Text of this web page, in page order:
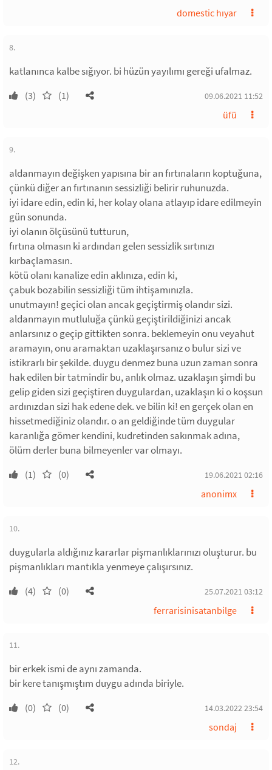
domestic hıyar
8.
katlanınca kalbe sığıyor. bi hüzün yayılımı gereği ufalmaz.
(3) (1) 09.06.2021 11:52
üfü
9.
aldanmayın değişken yapısına bir an fırtınaların koptuğuna,
çünkü diğer an fırtınanın sessizliği belirir ruhunuzda.
iyi idare edin, edin ki, her kolay olana atlayıp idare edilmeyin
gün sonunda.
iyi olanın ölçüsünü tutturun,
fırtına olmasın ki ardından gelen sessizlik sırtınızı
kırbaçlamasın.
kötü olanı kanalize edin aklınıza, edin ki,
çabuk bozabilin sessizliği tüm ihtişamınızla.
unutmayın! geçici olan ancak geçiştirmiş olandır sizi.
aldanmayın mutluluğa çünkü geçiştirildiğinizi ancak
anlarsınız o geçip gittikten sonra. beklemeyin onu veyahut
aramayın, onu aramaktan uzaklaşırsanız o bulur sizi ve
istikrarlı bir şekilde. duygu denmez buna uzun zaman sonra
hak edilen bir tatmindir bu, anlık olmaz. uzaklaşın şimdi bu
gelip giden sizi geçiştiren duygulardan, uzaklaşın ki o koşsun
ardınızdan sizi hak edene dek. ve bilin ki! en gerçek olan en
hissetmediğiniz olandır. o an geldiğinde tüm duygular
karanlığa gömer kendini, kudretinden sakınmak adına,
ölüm derler buna bilmeyenler var olmayı.
(1) (0) 19.06.2021 02:16
anonimx
10.
duygularla aldığınız kararlar pişmanlıklarınızı oluşturur. bu
pişmanlıkları mantıkla yenmeye çalışırsınız.
(4) (0) 25.07.2021 03:12
ferrarisinisatanbilge
11.
bir erkek ismi de aynı zamanda.
bir kere tanışmıştım duygu adında biriyle.
(0) (0) 14.03.2022 23:54
sondaj
12.